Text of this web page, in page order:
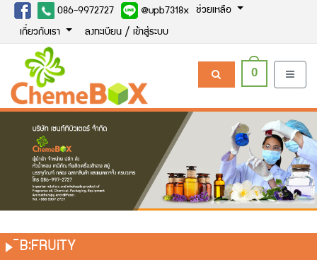
086-9972727 @upb7318x ช่วยเหลือ
เกี่ยวกับเรา ลงทะเบียน / เข้าสู่ระบบ
0
ิB:FRUiTY